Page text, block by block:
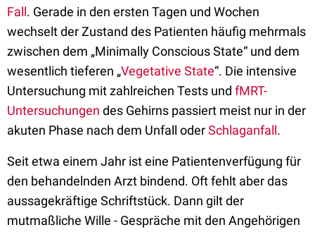
Fall. Gerade in den ersten Tagen und Wochen
wechselt der Zustand des Patienten häufig mehrmals
zwischen dem „Minimally Conscious State“ und dem
wesentlich tieferen „Vegetative State“. Die intensive
Untersuchung mit zahlreichen Tests und fMRT-
Untersuchungen des Gehirns passiert meist nur in der
akuten Phase nach dem Unfall oderSchlaganfall.
Seit etwa einem Jahr ist eine Patientenverfügung für
den behandelnden Arzt bindend. Oft fehlt aber das
aussagekräftige Schriftstück. Dann gilt der
mutmaßliche Wille - Gespräche mit den Angehörigen